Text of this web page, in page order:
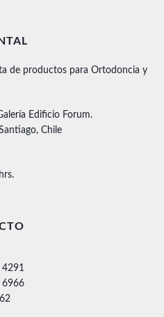
de productos para Ortodoncia y
Edificio Forum.
Chile
6966